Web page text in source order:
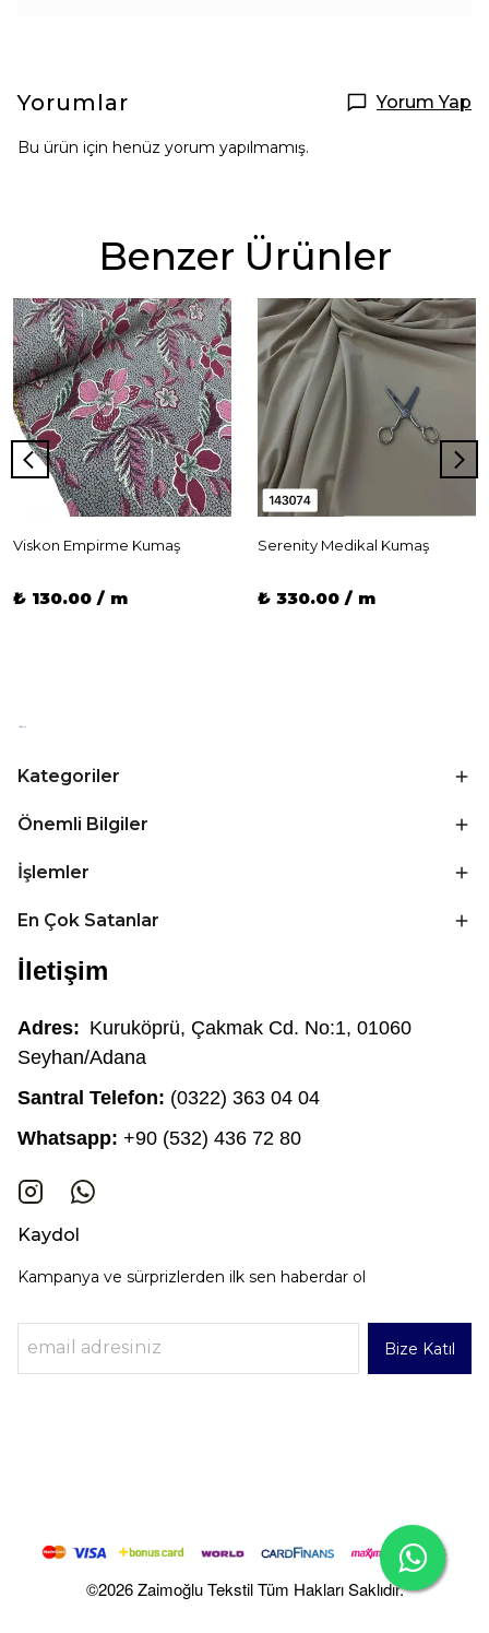
Yorumlar Yorum Yap
Bu ürün için henüz yorum yapılmamış.
Benzer Ürünler
Viskon Empirme Kumaş
₺ 130.00 / m
Serenity Medikal Kumaş
₺ 330.00 / m
Kategoriler
Önemli Bilgiler
İşlemler
En Çok Satanlar
İletişim
Adres: Kuruköprü, Çakmak Cd. No:1, 01060
Seyhan/Adana
Santral Telefon: (0322) 363 04 04
Whatsapp: +90 (532) 436 72 80
Kaydol
Kampanya ve sürprizlerden ilk sen haberdar ol
Bize Katıl
©2026 Zaimoğlu Tekstil Tüm Hakları Saklıdır.